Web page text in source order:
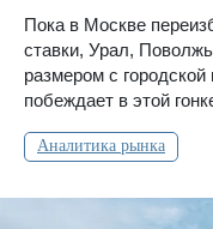
Пока в Москве
ставки, Урал,
размером с
побеждает в этой
Аналитика рынка